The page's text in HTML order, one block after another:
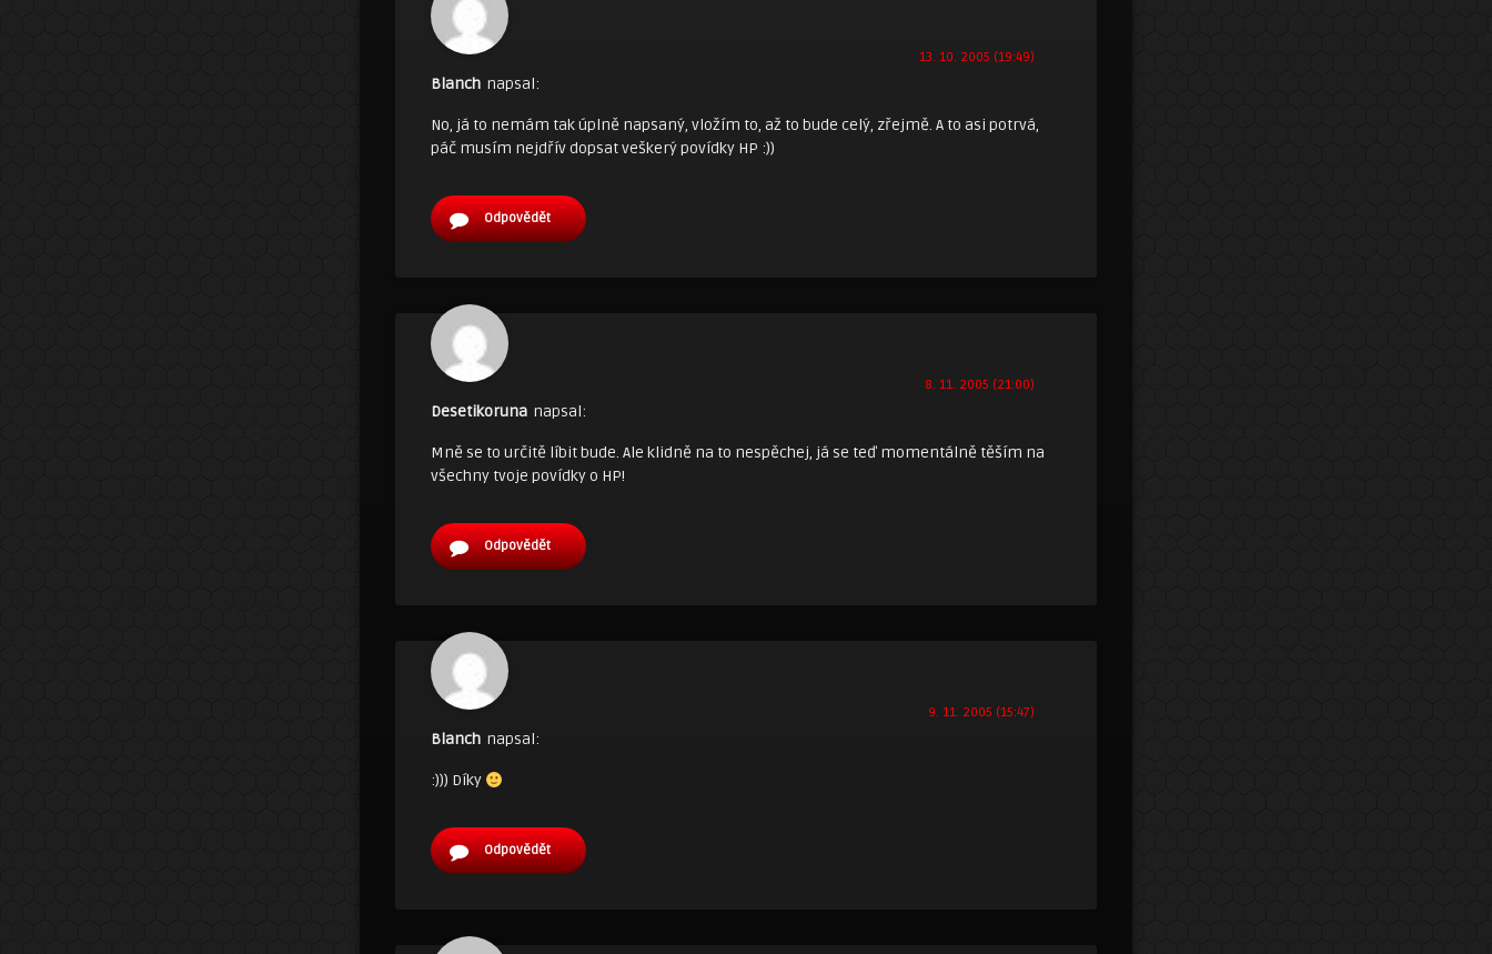
Blanch napsal:
13. 10. 2005 (19:49)
No, já to nemám tak úplně napsaný, vložím to, až to bude celý, zřejmě. A to asi potrvá,
páč musím nejdřív dopsat veškerý povídky HP :))
Odpovědět
Desetikoruna napsal:
8. 11. 2005 (21:00)
Mně se to určitě líbit bude. Ale klidně na to nespěchej, já se teď momentálně těším na
všechny tvoje povídky o HP!
Odpovědět
Blanch napsal:
9. 11. 2005 (15:47)
:))) Díky
Odpovědět